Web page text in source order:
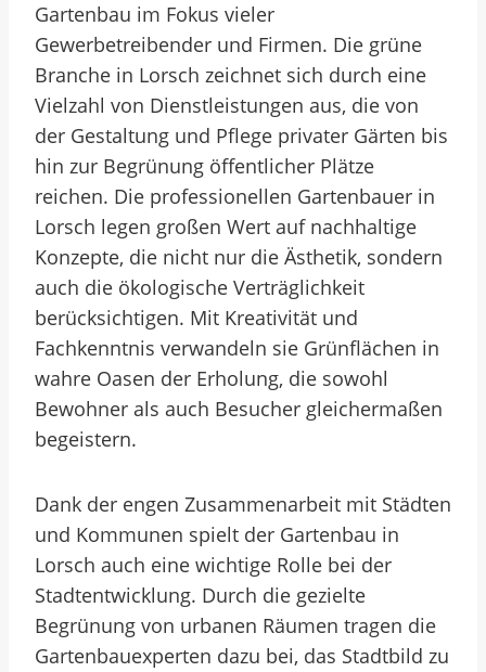
Gartenbau im Fokus vieler
Gewerbetreibender und Firmen. Die grüne
Branche in Lorsch zeichnet sich durch eine
Vielzahl von Dienstleistungen aus, die von
der Gestaltung und Pflege privater Gärten bis
hin zur Begrünung öffentlicher Plätze
reichen. Die professionellen Gartenbauer in
Lorsch legen großen Wert auf nachhaltige
Konzepte, die nicht nur die Ästhetik, sondern
auch die ökologische Verträglichkeit
berücksichtigen. Mit Kreativität und
Fachkenntnis verwandeln sie Grünflächen in
wahre Oasen der Erholung, die sowohl
Bewohner als auch Besucher gleichermaßen
begeistern.
Dank der engen Zusammenarbeit mit Städten
und Kommunen spielt der Gartenbau in
Lorsch auch eine wichtige Rolle bei der
Stadtentwicklung. Durch die gezielte
Begrünung von urbanen Räumen tragen die
Gartenbauexperten dazu bei, das Stadtbild zu